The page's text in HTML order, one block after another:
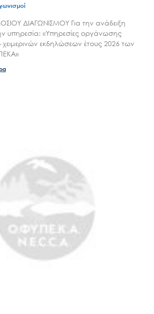
Επικοινωνία
ΔΙΑΓΩΝΙΣΜΟΥ Για την ανάδειξη
υπηρεσία: «Υπηρεσίες οργάνωσης
εκδηλώσεων έτους 2026 των